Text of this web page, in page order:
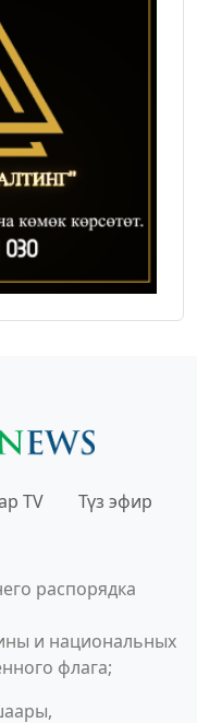
TV Түз эфир
распорядка
и национальных
флага;